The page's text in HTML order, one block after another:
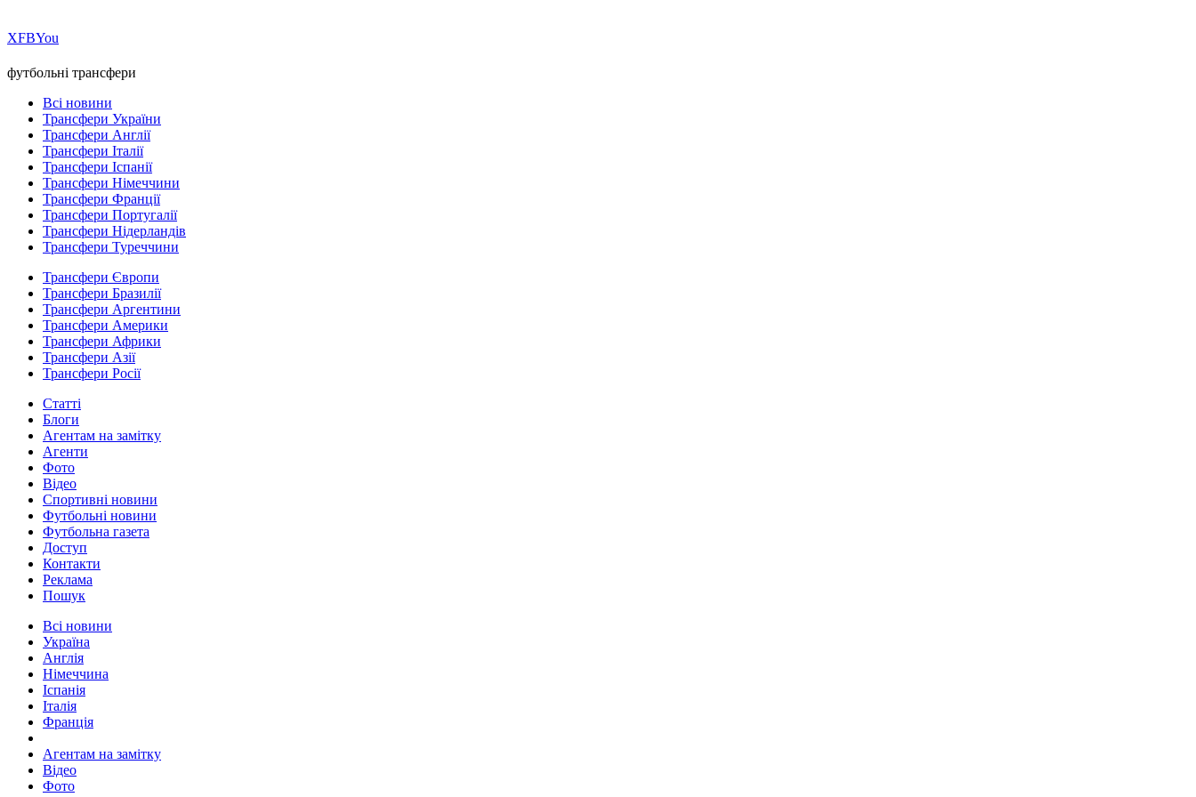
ХFBYou
футбольні трансфери
Всі новини
Трансфери України
Трансфери Англії
Трансфери Італії
Трансфери Іспанії
Трансфери Німеччини
Трансфери Франції
Трансфери Португалії
Трансфери Нідерландів
Трансфери Туреччини
Трансфери Європи
Трансфери Бразилії
Трансфери Аргентини
Трансфери Америки
Трансфери Африки
Трансфери Азії
Трансфери Росії
Статті
Блоги
Агентам на замітку
Агенти
Фото
Відео
Спортивні новини
Футбольні новини
Футбольна газета
Доступ
Контакти
Реклама
Пошук
Всі новини
Україна
Англія
Німеччина
Іспанія
Італія
Франція
Агентам на замітку
Відео
Фото